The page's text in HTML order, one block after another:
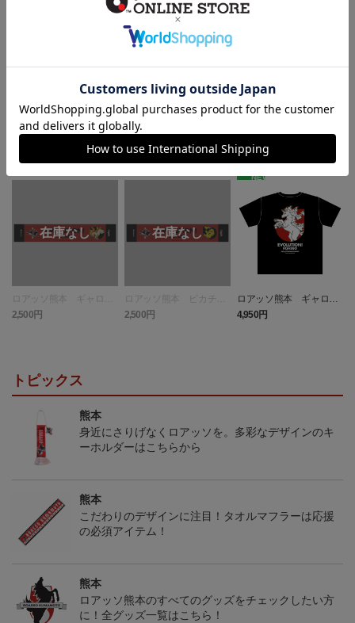
ランキング
ロアッソ熊本 ギャロッ
プ タオルマフラー
2,500円
ロアッソ熊本 ピカチュ
ウ タオルマフラー
2,500円
NEW
ロアッソ熊本 ギャロッ
プ Tシャツ BLACK
4,950円
トピックス
熊本
身近にさりげなくロアッソを。多彩なデザインのキ
ーホルダーはこちらから
熊本
こだわりのデザインに注目！タオルマフラーは応援
の必須アイテム！
熊本
ロアッソ熊本のすべてのグッズをチェックしたい方
に！全グッズ一覧はこちら！